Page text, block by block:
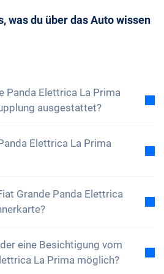
noch rechtzeitig
kontaktierenund einen
vereinbaren. Wir
was du über das Auto wissen
Panda Elettrica La Prima
ausgestattet?
ausgestattet. Du
selbstständig
Elettrica La Prima
Das Auto ist aber
Grande Panda Elettrica
Daher ist es kein Problem
erhalten.
eine Besichtigung vom
La Prima möglich?